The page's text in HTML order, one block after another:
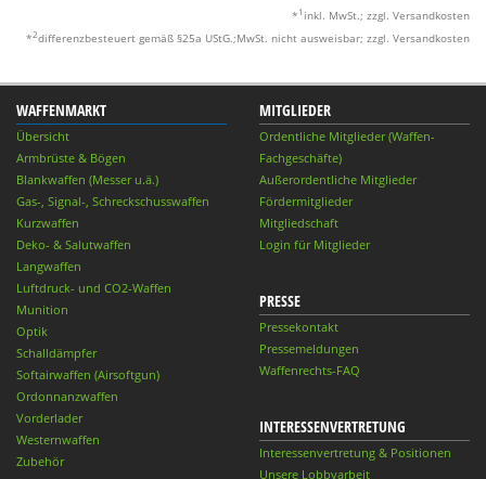
* 1 inkl. MwSt.; zzgl. Versandkosten
*2differenzbesteuert gemäß §25a UStG.;MwSt. nicht ausweisbar; zzgl. Versandkosten
WAFFENMARKT
Übersicht
Armbrüste & Bögen
Blankwaffen (Messer u.ä.)
Gas-, Signal-, Schreckschusswaffen
Kurzwaffen
Deko- & Salutwaffen
Langwaffen
Luftdruck- und CO2-Waffen
Munition
Optik
Schalldämpfer
Softairwaffen (Airsoftgun)
Ordonnanzwaffen
Vorderlader
Westernwaffen
Zubehör
MITGLIEDER
Ordentliche Mitglieder (Waffen-
Fachgeschäfte)
Außerordentliche Mitglieder
Fördermitglieder
Mitgliedschaft
Login für Mitglieder
PRESSE
Pressekontakt
Pressemeldungen
Waffenrechts-FAQ
INTERESSENVERTRETUNG
Interessenvertretung & Positionen
Unsere Lobbyarbeit